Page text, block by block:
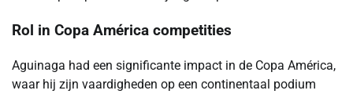
Rol in Copa América competities
Aguinaga had een significante impact in de Copa América,
waar hij zijn vaardigheden op een continentaal podium